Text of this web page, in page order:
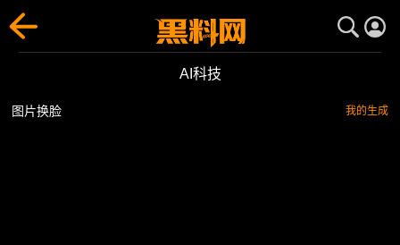
AI科技
图片换脸 我的生成